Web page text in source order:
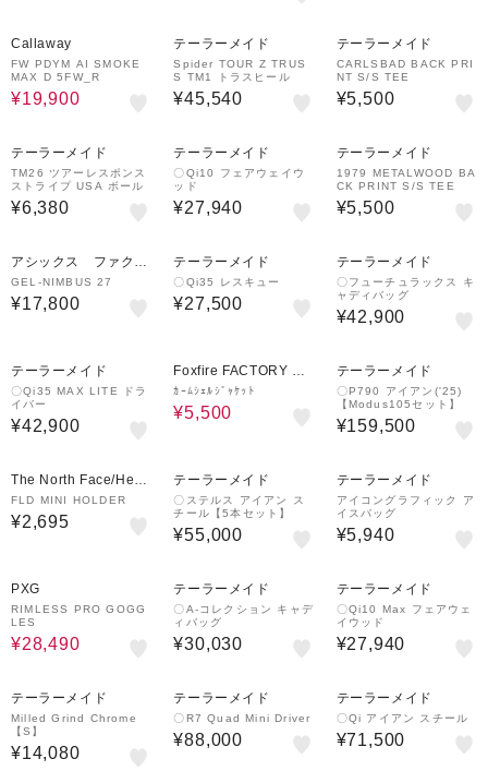
Callaway
FW PDYM AI SMOKE
MAX D 5FW_R
¥19,900
テーラーメイド
Spider TOUR Z TRUS
S TM1 トラスヒール
¥45,540
テーラーメイド
CARLSBAD BACK PRI
NT S/S TEE
¥5,500
テーラーメイド
TM26 ツアーレスポンス
ストライプ USA ボール
¥6,380
テーラーメイド
〇Qi10 フェアウェイウ
ッド
¥27,940
テーラーメイド
1979 METALWOOD BA
CK PRINT S/S TEE
¥5,500
アシックス ファクト
リーアウトレット
GEL-NIMBUS 27
¥17,800
テーラーメイド
〇Qi35 レスキュー
¥27,500
テーラーメイド
〇フューチュラックス キ
ャディバッグ
¥42,900
テーラーメイド
〇Qi35 MAX LITE ドラ
イバー
¥42,900
Foxfire FACTORY OU
TLET
ｶｰﾑｼｪﾙｼﾞｬｹｯﾄ
¥5,500
テーラーメイド
〇P790 アイアン('25)
【Modus105セット】
¥159,500
The North Face/Helly
Hansen
FLD MINI HOLDER
¥2,695
テーラーメイド
〇ステルス アイアン ス
チール【5本セット】
¥55,000
テーラーメイド
アイコングラフィック ア
イスバッグ
¥5,940
PXG
RIMLESS PRO GOGG
LES
¥28,490
テーラーメイド
〇A-コレクション キャデ
ィバッグ
¥30,030
テーラーメイド
〇Qi10 Max フェアウェ
イウッド
¥27,940
テーラーメイド
Milled Grind Chrome
【S】
¥14,080
テーラーメイド
〇R7 Quad Mini Driver
¥88,000
テーラーメイド
〇Qi アイアン スチール
¥71,500